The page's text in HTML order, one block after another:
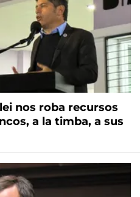
nos roba recursos
a la timba, a sus